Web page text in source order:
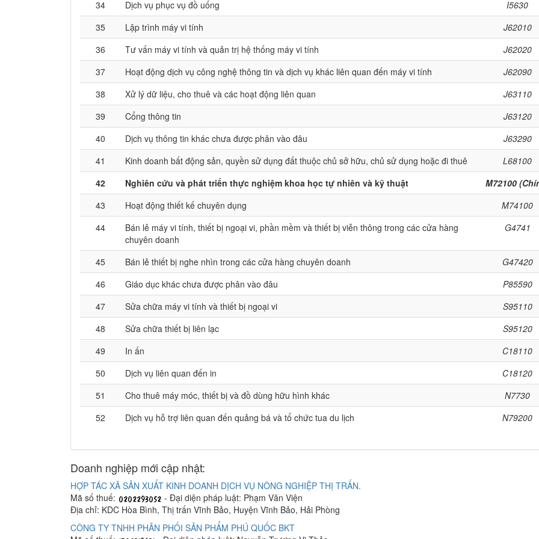
34 Dịch vụ phục vụ đồ uống
I5630
35
Lập trình máy vi tính
J62010
36
Tư vấn máy vi tính và quản trị hệ thống máy vi tính
J62020
37
Hoạt động dịch vụ công nghệ thông tin và dịch vụ khác liên quan đến máy vi tính
J62090
38
Xử lý dữ liệu, cho thuê và các hoạt động liên quan
J63110
39
Cổng thông tin
J63120
40
Dịch vụ thông tin khác chưa được phân vào đâu
J63290
41
Kinh doanh bất động sản, quyền sử dụng đất thuộc chủ sở hữu, chủ sử dụng hoặc đi thuê
L68100
42
Nghiên cứu và phát triển thực nghiệm khoa học tự nhiên và kỹ thuật
M72100
43
Hoạt động thiết kế chuyên dụng
M74100
44
Bán lẻ máy vi tính, thiết bị ngoại vi, phần mềm và thiết bị viễn thông trong các cửa hàng
chuyên doanh
G4741
45 Bán lẻ thiết bị nghe nhìn trong các cửa hàng chuyên doanh
G47420
46
Giáo dục khác chưa được phân vào đâu
P85590
47
Sửa chữa máy vi tính và thiết bị ngoại vi
S95110
48
Sửa chữa thiết bị liên lạc
S95120
49
In ấn
C18110
50
Dịch vụ liên quan đến in
C18120
51
Cho thuê máy móc, thiết bị và đồ dùng hữu hình khác
N7730
52
Dịch vụ hỗ trợ liên quan đến quảng bá và tổ chức tua du lịch N79200
Doanh nghiệp mới cập nhật:
HỢP TÁC XÃ SẢN XUẤT KINH DOANH DỊCH VỤ NÔNG NGHIỆP THỊ TRẤN.
Mã số thuế:
- Đại diện pháp luật: Phạm Văn Viện
Địa chỉ: KDC Hòa Bình, Thị trấn Vĩnh Bảo, Huyện Vĩnh Bảo, Hải Phòng
CÔNG TY TNHH PHÂN PHỐI SẢN PHẨM PHÚ QUỐC BKT